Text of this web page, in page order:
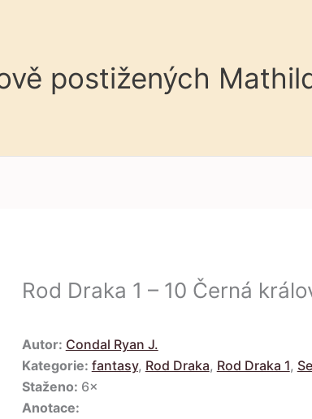
postižených
Rod Draka 1 – 10 Černá
Autor: Condal Ryan J.
Kategorie: fantasy, Rod Draka, Rod Draka 1,
Staženo: 6×
Anotace: